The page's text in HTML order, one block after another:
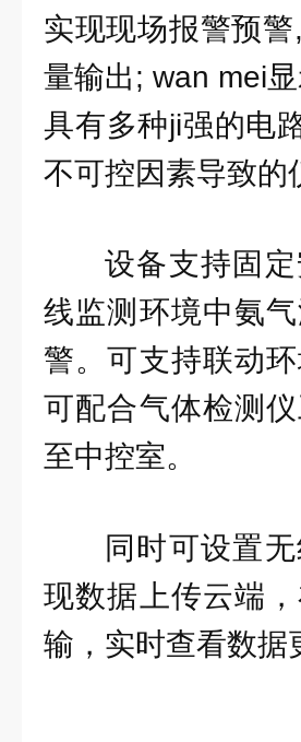
实现现场报警预
量输出; wan mei
具有多种ji强的电
不可控因素导致的
设备支持固
线监测环境中氨
警。可支持联动
可配合气体检测
至中控室。
同时可设置
现数据上传云端
输，实时查看数据